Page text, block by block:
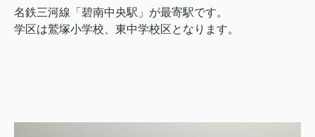
名鉄三河線「碧南中央駅」が最寄駅です。
学区は鷲塚小学校、東中学校区となります。